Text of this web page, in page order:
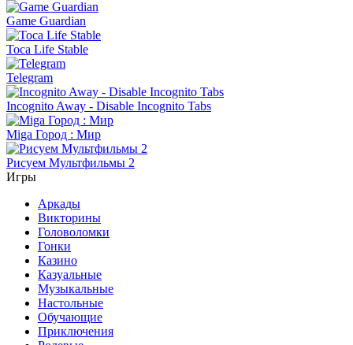
Game Guardian
Toca Life Stable
Telegram
Incognito Away - Disable Incognito Tabs
Miga Город : Мир
Рисуем Мультфильмы 2
Игры
Аркады
Викторины
Головоломки
Гонки
Казино
Казуальные
Музыкальные
Настольные
Обучающие
Приключения